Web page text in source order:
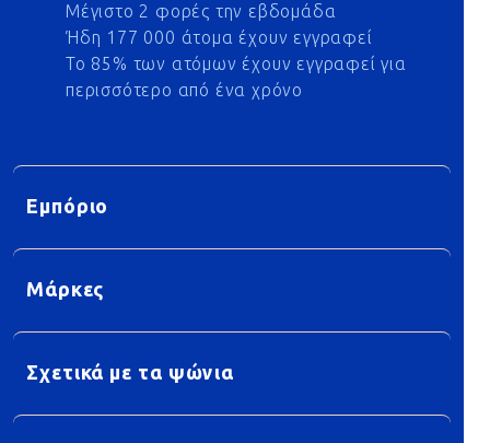
Μέγιστο 2 φορές την εβδομάδα
Ήδη 177 000 άτομα έχουν εγγραφεί
Το 85% των ατόμων έχουν εγγραφεί για
περισσότερο από ένα χρόνο
Εμπόριο
Μάρκες
Σχετικά με τα ψώνια